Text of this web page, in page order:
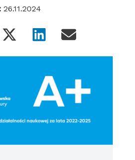
26.11.2024